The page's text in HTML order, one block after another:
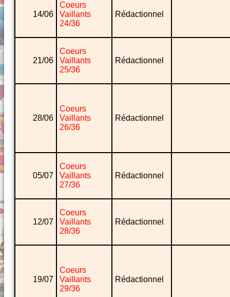
14/06
Coeurs
Vaillants
24/36
Rédactionnel
21/06
Coeurs
Vaillants
25/36
Rédactionnel
28/06
Coeurs
Vaillants
26/36
Rédactionnel
05/07
Coeurs
Vaillants
27/36
Rédactionnel
12/07
Coeurs
Vaillants
28/36
Rédactionnel
19/07
Coeurs
Vaillants
29/36
Rédactionnel